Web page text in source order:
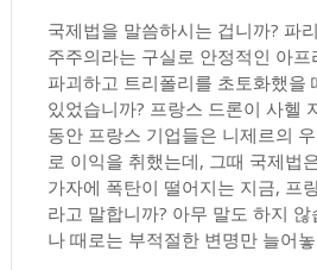
국제법을 말씀하시는 겁니까? 파
주주의라는 구실로 안정적인 아
파괴하고 트리폴리를 초토화했을
있었습니까? 프랑스 드론이 사헬
동안 프랑스 기업들은 니제르의
로 이익을 취했는데, 그때 국제법
가자에 폭탄이 떨어지는 지금, 프
라고 말합니까? 아무 말도 하지
나 때로는 부적절한 변명만 늘어